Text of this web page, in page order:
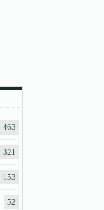
463
321
153
52